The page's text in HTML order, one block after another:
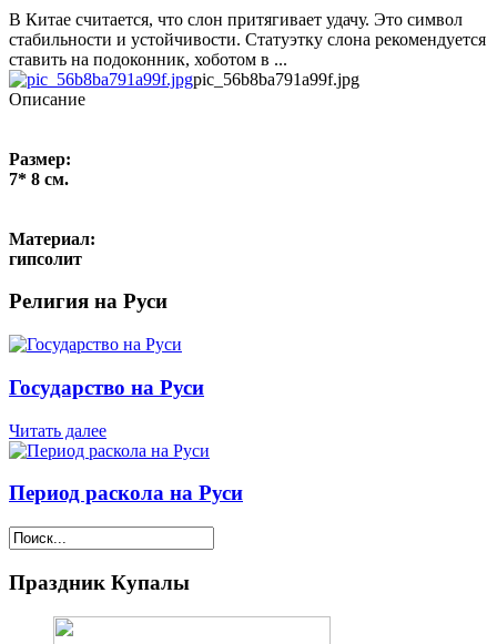
В Китае считается, что слон притягивает удачу. Это символ
стабильности и устойчивости. Статуэтку слона рекомендуется
ставить на подоконник, хоботом в ...
pic_56b8ba791a99f.jpg
Описание
Размер:
7* 8 см.
Материал:
гипсолит
Религия на Руси
Государство на Руси
Читать далее
Период раскола на Руси
Праздник Купалы